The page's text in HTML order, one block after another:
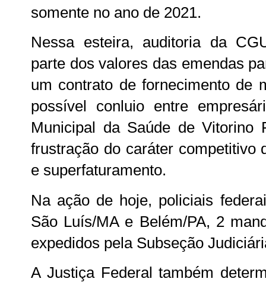
somente no ano de 2021.
Nessa esteira, auditoria da
parte dos valores das emendas
um contrato de fornecimento de
possível conluio entre
Municipal da Saúde de
frustração do caráter competitivo
e superfaturamento.
Na ação de hoje, policiais
São Luís/MA e Belém/PA, 2
expedidos pela Subseção
A Justiça Federal também